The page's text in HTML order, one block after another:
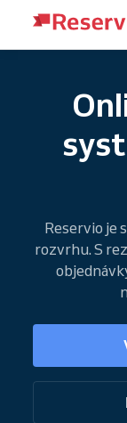
Reservio je
rozvrhu. S